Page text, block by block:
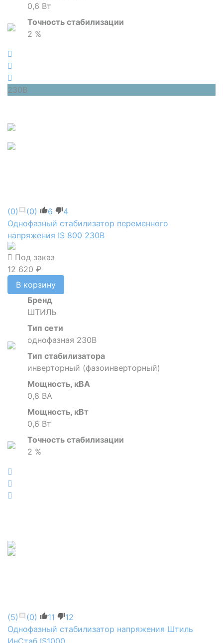
0,6 Вт
Точность стабилизации
2 %
230В
(0) (0) 6
4
Однофазный стабилизатор переменного
напряжения IS 800 230В
Под заказ
12 620 ₽
В корзину
Бренд
ШТИЛЬ
Тип сети
однофазная 230В
Тип стабилизатора
инверторный (фазоинверторный)
Мощность, кВА
0,8 ВА
Мощность, кВт
0,6 Вт
Точность стабилизации
2 %
(5) (0) 11
12
Однофазный стабилизатор напряжения Штиль
ИнСтаб IS1000